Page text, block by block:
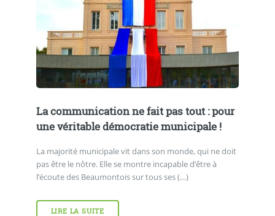
La communication ne fait pas tout : pour
une véritable démocratie municipale !
La majorité municipale vit dans son monde, qui ne doit
pas être le nôtre. Elle se montre incapable d’être à
l’écoute des Beaumontois sur tous ses (…)
LIRE LA SUITE